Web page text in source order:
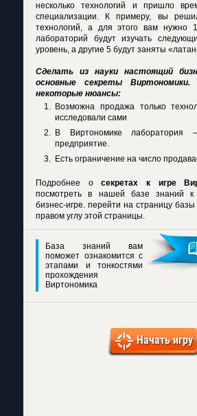
несколько технологий и пришло
специализации. К примеру, вы
технологий, а для этого вам нужно
лабораторий будут изучать
уровень, а другие 5 будут заняты
Сделать из науки настоящий
основные секреты
некоторые нюансы:
Возможна продажа только
исследовали сами
В Виртономике лаборатория
предприятие.
Есть ограничение на число
Подробнее осекретах к игре
посмотреть в нашей базе знаний к
бизнес-игре. перейти на страницу
правом углу этой страницы.
База знаний вам
поможет ознакомится с
этапами и тонкостями
прохождения
Виртономика
Начать игру